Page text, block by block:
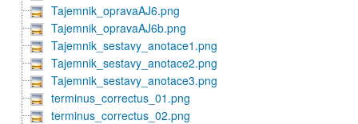
Tajemnik_opravaAJ6.png
Tajemnik_opravaAJ6b.png
Tajemnik_sestavy_anotace1.png
Tajemnik_sestavy_anotace2.png
Tajemnik_sestavy_anotace3.png
terminus_correctus_01.png
terminus_correctus_02.png